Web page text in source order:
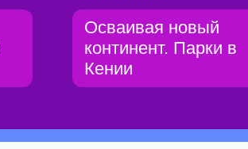
Осваивая новый
континент. Парки в
Кении